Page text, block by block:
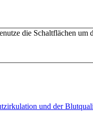
die Schaltflächen um
und der